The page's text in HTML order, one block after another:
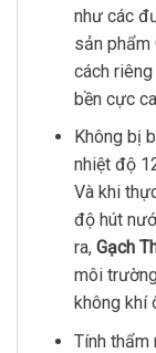
như các
sản phẩm
cách
bền cực
Không bị
nhiệt độ
Và khi
độ hút
ra, Gạch
môi
không khí
Tính thẩm